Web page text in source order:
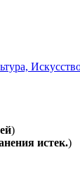
)
истек.)